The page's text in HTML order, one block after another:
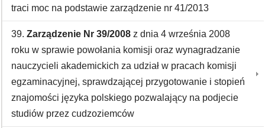
traci moc na podstawie zarządzenie nr 41/2013
39. Zarządzenie Nr 39/2008 z dnia 4 września 2008
roku w sprawie powołania komisji oraz wynagradzanie
nauczycieli akademickich za udział w pracach komisji
egzaminacyjnej, sprawdzającej przygotowanie i stopień
znajomości języka polskiego pozwalający na podjecie
studiów przez cudzoziemców